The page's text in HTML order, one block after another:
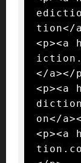
tion</
</a></
on</
<p><a